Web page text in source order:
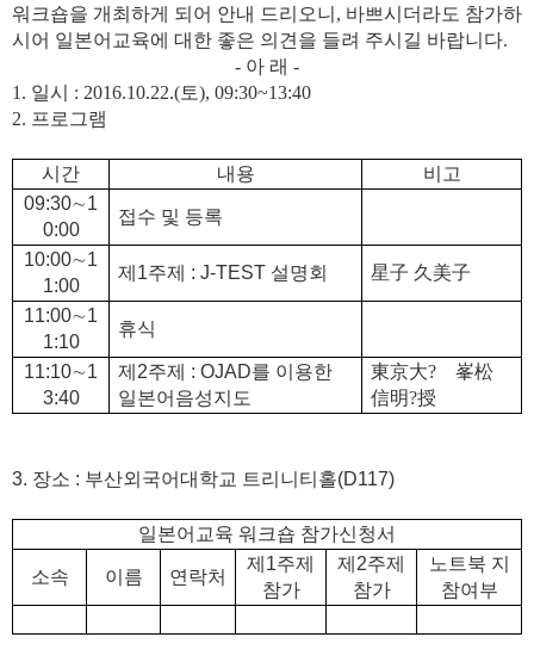
워크숍을 개최하게 되어 안내 드리오니 , 바쁘시더라도 참가하
시어 일본어교육에 대한 좋은 의견을 들려 주시길 바랍니다.
- 아 래 -
1. 일시 : 2016.10.22.(토), 09:30~13:40
2. 프로그램
시간 내용
비고
09:30∼1
0:00
접수 및 등록
10:00∼1
1:00
제 1주제 : J-TEST 설명회 星子 久美子
11:00∼1
1:10
휴식
11:10∼1
3:40
제 2주제 : OJAD를 이용한
일본어음성지도
東京大?
峯松
信明?授
3. 장소 : 부산외국어대학교 트리니티홀(D117)
일본어교육 워크숍 참가신청서
소속 이름 연락처
제 1주제
참가
제 2주제
참가
노트북 지
참여부